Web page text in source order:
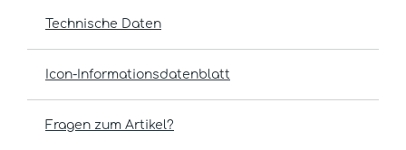
Technische Daten
Icon-Informationsdatenblatt
Fragen zum Artikel?